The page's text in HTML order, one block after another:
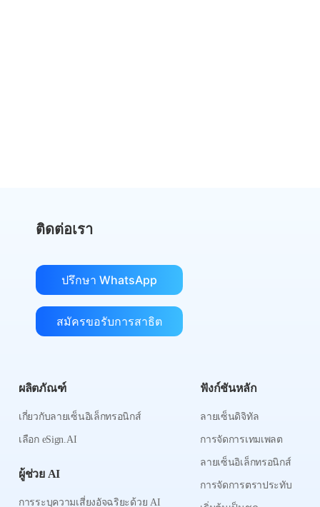
ติดต่อเรา
ปรึกษา WhatsApp
สมัครขอรับการสาธิต
ผลิตภัณฑ์
เกี่ยวกับลายเซ็นอิเล็กทรอนิกส์
เลือก eSign.AI
ผู้ช่วย AI
การระบุความเสี่ยงอัจฉริยะด้วย AI
ฟังก์ชันหลัก
ลายเซ็นดิจิทัล
การจัดการเทมเพลต
ลายเซ็นอิเล็กทรอนิกส์
การจัดการตราประทับ